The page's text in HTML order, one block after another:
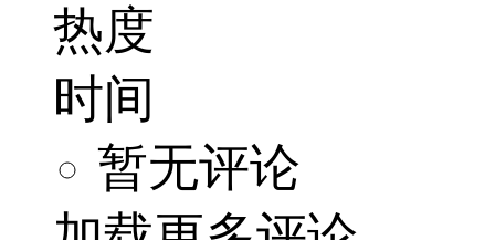
热度
时间
暂无评论